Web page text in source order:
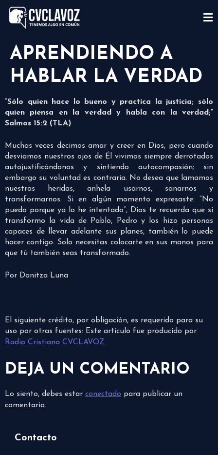
APRENDIENDO A
HABLAR LA VERDAD
“Sólo quien hace lo bueno y practica la justicia; sólo
quien piensa en la verdad y habla con la verdad;”
Salmos 15:2 (TLA)
Muchas veces decimos amar y creer en Dios, pero cuando
desviamos nuestros ojos de Él vivimos siempre derrotados
autojustificándonos y sintiendo autocompasión; sin
embargo su voluntad es contraria. No desea que lamamos
nuestras heridas, anhela usarnos, sanarnos y
transformarnos. Si en algún momento expresaste: “No
puedo porque ya lo he intentado”, Dios te recuerda que si
transformo la vida de Pablo, Pedro y los hizo personas
capaces de llevar adelante sus planes, también lo puede
hacer contigo. Solo necesitas colocarte en sus manos para
que tú también seas transformado.
Por Danitza Luna
El siguiente crédito, por obligación, es requerido para su
uso por otras fuentes: Este artículo fue producido por
Radio Cristiana CVCLAVOZ.
DEJA UN COMENTARIO
Lo siento, debes estar conectado para publicar un
comentario.
Contacto